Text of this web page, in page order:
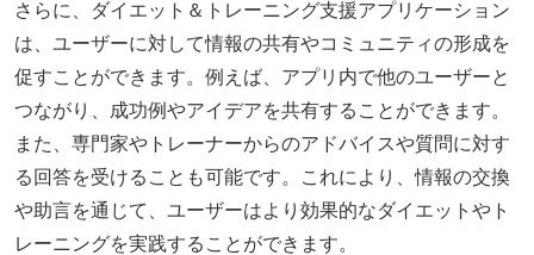
さらに、ダイエット＆トレーニング支援アプリケーション
は、ユーザーに対して情報の共有やコミュニティの形成を
促すことができます。例えば、アプリ内で他のユーザーと
つながり、成功例やアイデアを共有することができます。
また、専門家やトレーナーからのアドバイスや質問に対す
る回答を受けることも可能です。これにより、情報の交換
や助言を通じて、ユーザーはより効果的なダイエットやト
レーニングを実践することができます。